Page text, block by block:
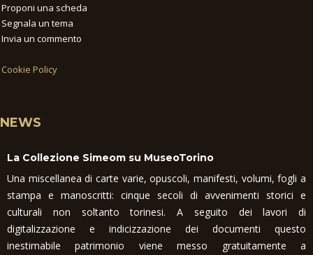
Proponi una scheda
Segnala un tema
Invia un commento
Cookie Policy
NEWS
La Collezione Simeom su MuseoTorino
Una miscellanea di carte varie, opuscoli, manifesti, volumi, fogli a
stampa e manoscritti: cinque secoli di avvenimenti storici e
culturali non soltanto torinesi. A seguito dei lavori di
digitalizzazione e indicizzazione dei documenti questo
inestimabile patrimonio viene messo gratuitamente a